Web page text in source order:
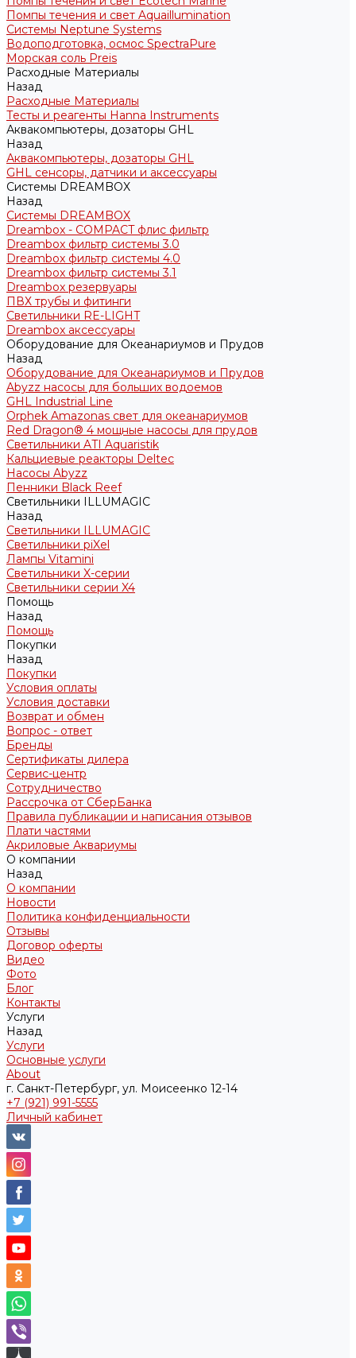
Помпы течения и свет Aquaillumination
Системы Neptune Systems
Водоподготовка, осмос SpectraPure
Морская соль Preis
Расходные Материалы
Назад
Расходные Материалы
Тесты и реагенты Hanna Instruments
Аквакомпьютеры, дозаторы GHL
Назад
Аквакомпьютеры, дозаторы GHL
GHL сенсоры, датчики и аксессуары
Системы DREAMBOX
Назад
Системы DREAMBOX
Dreambox - COMPACT флис фильтр
Dreambox фильтр системы 3.0
Dreambox фильтр системы 4.0
Dreambox фильтр системы 3.1
Dreambox резервуары
ПВХ трубы и фитинги
Светильники RE-LIGHT
Dreambox аксессуары
Оборудование для Океанариумов и Прудов
Назад
Оборудование для Океанариумов и Прудов
Abyzz насосы для больших водоемов
GHL Industrial Line
Orphek Amazonas свет для океанариумов
Red Dragon® 4 мощные насосы для прудов
Светильники ATI Aquaristik
Кальциевые реакторы Deltec
Насосы Abyzz
Пенники Black Reef
Светильники ILLUMAGIC
Назад
Светильники ILLUMAGIC
Светильники piXel
Лампы Vitamini
Светильники X-серии
Светильники серии X4
Помощь
Назад
Помощь
Покупки
Назад
Покупки
Условия оплаты
Условия доставки
Возврат и обмен
Вопрос - ответ
Бренды
Сертификаты дилера
Сервис-центр
Сотрудничество
Рассрочка от СберБанка
Правила публикации и написания отзывов
Плати частями
Акриловые Аквариумы
О компании
Назад
О компании
Новости
Политика конфиденциальности
Отзывы
Договор оферты
Видео
Фото
Блог
Контакты
Услуги
Назад
Услуги
Основные услуги
About
г. Санкт-Петербург, ул. Моисеенко 12-14
+7 (921) 991-5555
Личный кабинет